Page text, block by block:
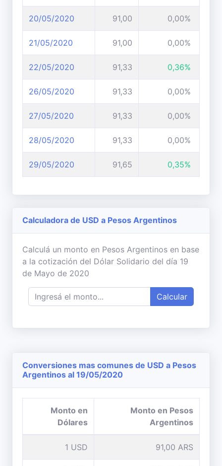
20/05/2020 91,00 0,00%
21/05/2020 91,00 0,00%
22/05/2020 91,33 0,36%
26/05/2020 91,33 0,00%
27/05/2020 91,33 0,00%
28/05/2020 91,33 0,00%
29/05/2020 91,65 0,35%
Calculadora de USD a Pesos Argentinos
Calculá un monto en Pesos Argentinos en base
a la cotización del Dólar Solidario del día 19
de Mayo de 2020
Calcular
Conversiones mas comunes de USD a Pesos
Argentinos al 19/05/2020
Monto en
Dólares
Monto en Pesos
Argentinos
1 USD 91,00 ARS